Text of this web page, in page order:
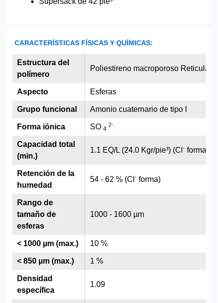
CARACTERÍSTICAS FÍSICAS Y QUÍMICAS:
Poliestireno macroporoso
Esferas
Amonio cuaternario de tipo I
SO 4
2-
1.1 EQ/L (24.0 Kgr/pie³) (Cl - forma)
54 - 62 % (Cl - forma)
1000 - 1600 µm
10 %
1 %
1.09
Estructura del
polímero
Aspecto
Grupo funcional
Forma iónica
Capacidad total
(min.)
Retención de la
humedad
Rango de
tamaño de
esferas
< 1000 µm (max.)
< 850 µm (max.)
Densidad
específica